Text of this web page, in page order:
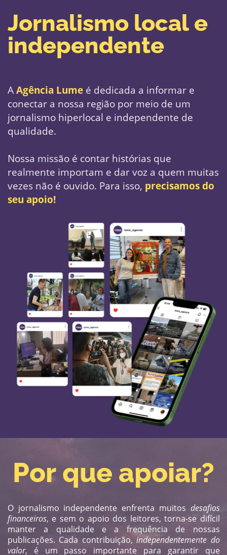
Jornalismo local e ​
independente
A Agência Lumeé dedicada a informar e ​
conectar a nossa região por meio de um ​
jornalismo hiperlocal e independente de ​
qualidade.
Nossa missão é contar histórias que
realmente ​importam e dar voz a quem muitas
vezes não é ​ouvido. Para isso, precisamos do
seu apoio!
Por que apoiar?
O jornalismo independente enfrenta muitos desafios
financeiros, e sem o apoio dos leitores, torna-se difícil
manter a ​qualidade e a frequência de nossas
publicações. Cada contribuição,independentemente do
valor, é um passo ​importante para garantir que